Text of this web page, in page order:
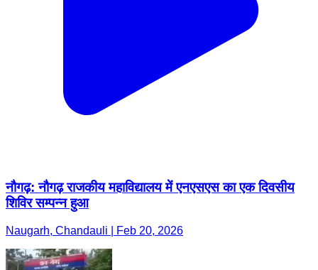
नौगढ़: नौगढ़ राजकीय महाविद्यालय में एनएसएस का एक दिवसीय
शिविर सम्पन्न हुआ
Naugarh, Chandauli | Feb 20, 2026